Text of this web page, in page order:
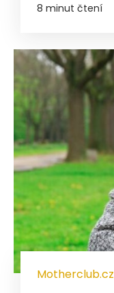
8 minut čtení
Motherclub.cz